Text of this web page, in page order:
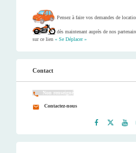
Pensez à faire vos demandes de
dès maintenant auprès de nos
sur ce lien « Se Déplacer »
Contact
Non renseigné
Contactez-nous